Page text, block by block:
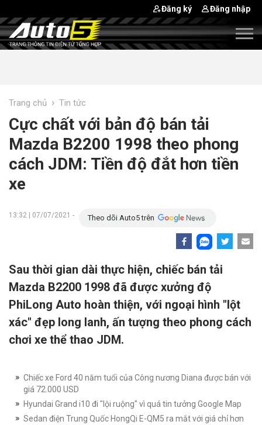
Đăng ký Đăng nhập
Trang chủ › Tin tức
Cực chất với bản độ bán tải
Mazda B2200 1998 theo phong
cách JDM: Tiền độ đắt hơn tiền
xe
13:32 | 07/07/2021 - Theo dõi Auto5 trên
Sau thời gian dài thực hiện, chiếc bán tải
Mazda B2200 1998 đã được xưởng độ
PhiLong Auto hoàn thiện, với ngoại hình "lột
xác" đẹp long lanh, ấn tượng theo phong cách
chơi xe thể thao JDM.
Chiếc xe Ford 40 năm tuổi của Công nương Diana được bán với
giá 72.000 USD
Hyundai Grand i10 đi "lội ruộng" vì quá tin tưởng Google Map
Sedan điện Trung Quốc HongQi E-QM5 ra mắt với giá chỉ hơn